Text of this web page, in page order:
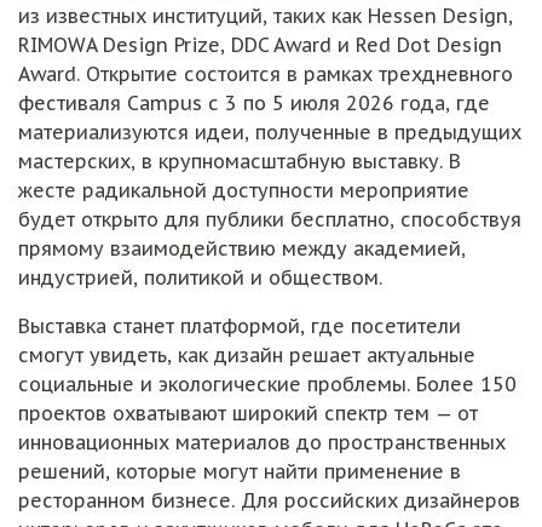
из известных институций, таких как Hessen Design,
RIMOWA Design Prize, DDC Award и Red Dot Design
Award. Открытие состоится в рамках трехдневного
фестиваля Campus с 3 по 5 июля 2026 года, где
материализуются идеи, полученные в предыдущих
мастерских, в крупномасштабную выставку. В
жесте радикальной доступности мероприятие
будет открыто для публики бесплатно, способствуя
прямому взаимодействию между академией,
индустрией, политикой и обществом.
Выставка станет платформой, где посетители
смогут увидеть, как дизайн решает актуальные
социальные и экологические проблемы. Более 150
проектов охватывают широкий спектр тем — от
инновационных материалов до пространственных
решений, которые могут найти применение в
ресторанном бизнесе. Для российских дизайнеров